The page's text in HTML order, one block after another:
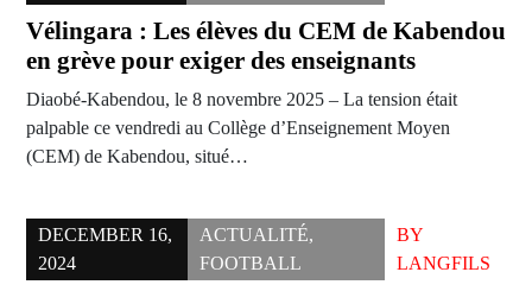
Vélingara : Les élèves du CEM de Kabendou
en grève pour exiger des enseignants
Diaobé-Kabendou, le 8 novembre 2025 – La tension était
palpable ce vendredi au Collège d’Enseignement Moyen
(CEM) de Kabendou, situé…
DECEMBER 16,
2024
ACTUALITÉ,
FOOTBALL
BY
LANGFILS